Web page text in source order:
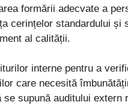
formării adecvate a
cerințelor standardului și
al calității.
interne pentru a
care necesită
supună auditului extern